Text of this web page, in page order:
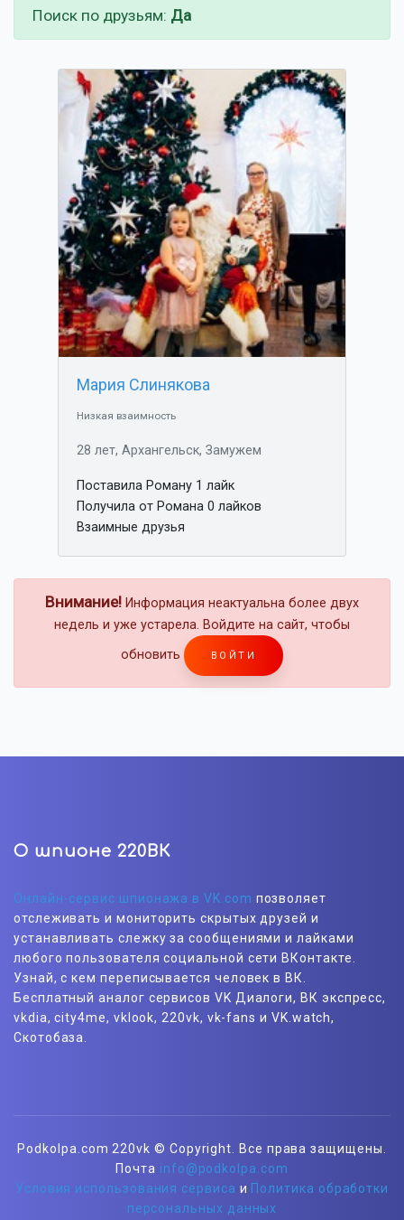
Поиск по друзьям: Да
Мария Слинякова
Низкая взаимность
28 лет, Архангельск, Замужем
Поставила Роману 1 лайк
Получила от Романа 0 лайков
Взаимные друзья
Внимание! Информация неактуальна более двух
недель и уже устарела. Войдите на сайт, чтобы
обновить
ВОЙТИ
О шпионе 220ВК
Онлайн-сервис шпионажа в VK.com позволяет
отслеживать и мониторить скрытых друзей и
устанавливать слежку за сообщениями и лайками
любого пользователя социальной сети ВКонтакте.
Узнай, с кем переписывается человек в ВК.
Бесплатный аналог сервисов VK Диалоги, ВК экспресс,
vkdia, city4me, vklook, 220vk, vk-fans и VK.watch,
Скотобаза.
Podkolpa.com 220vk © Copyright. Все права защищены.
Почта info@podkolpa.com
Условия использования сервиса и Политика обработки
персональных данных